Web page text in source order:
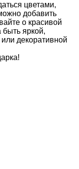
цветами,
добавить
о красивой
быть яркой,
декоративной